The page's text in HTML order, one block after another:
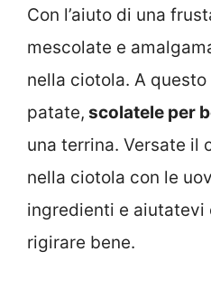
Con l’aiuto di una
mescolate e
nella ciotola. A
patate, scolatele per
una terrina. Versate il
nella ciotola con le
ingredienti e aiutatevi
rigirare bene.